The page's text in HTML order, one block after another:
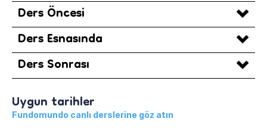
Ders Öncesi
Ders Esnasında
Ders Sonrası
Uygun tarihler
Fundomundo canlı derslerine göz atın